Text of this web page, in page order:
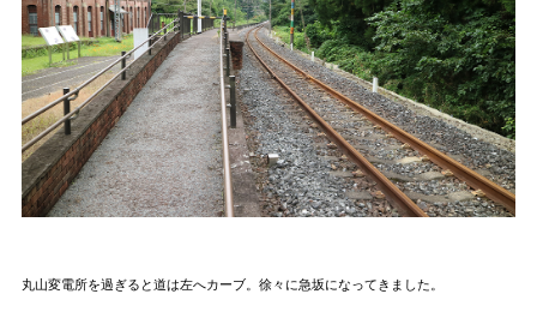
丸山変電所を過ぎると道は左へカーブ。徐々に急坂になってきました。